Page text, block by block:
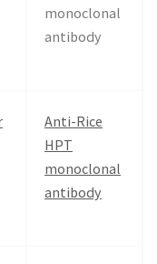
Anti-Rice
HPT
monoclonal
antibody